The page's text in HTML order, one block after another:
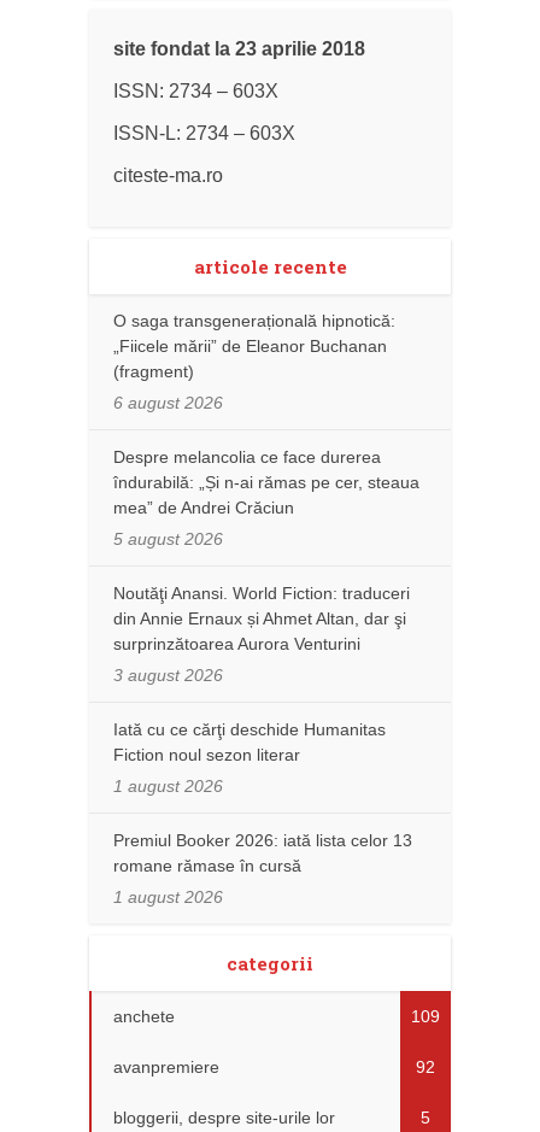
site fondat la 23 aprilie 2018
ISSN: 2734 – 603X
ISSN-L: 2734 – 603X
citeste-ma.ro
articole recente
O saga transgenerațională hipnotică:
„Fiicele mării” de Eleanor Buchanan
(fragment)
6 august 2026
Despre melancolia ce face durerea
îndurabilă: „Și n-ai rămas pe cer, steaua
mea” de Andrei Crăciun
5 august 2026
Noutăţi Anansi. World Fiction: traduceri
din Annie Ernaux și Ahmet Altan, dar şi
surprinzătoarea Aurora Venturini
3 august 2026
Iată cu ce cărţi deschide Humanitas
Fiction noul sezon literar
1 august 2026
Premiul Booker 2026: iată lista celor 13
romane rămase în cursă
1 august 2026
categorii
anchete 109
avanpremiere 92
bloggerii, despre site-urile lor 5